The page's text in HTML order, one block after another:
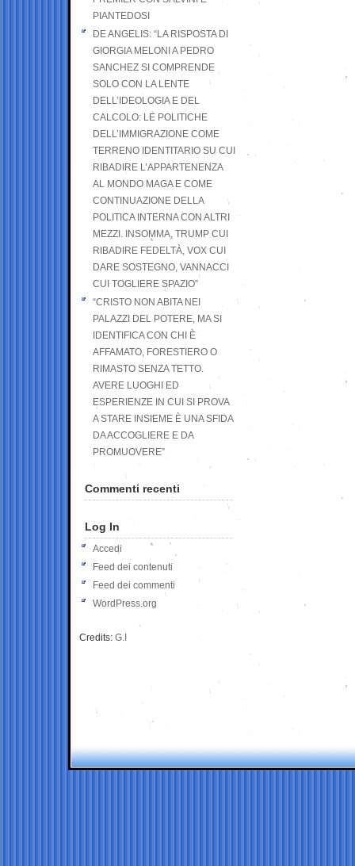
PIANTEDOSI
DE ANGELIS: “LA RISPOSTA DI
GIORGIA MELONI A PEDRO
SANCHEZ SI COMPRENDE
SOLO CON LA LENTE
DELL’IDEOLOGIA E DEL
CALCOLO: LE POLITICHE
DELL’IMMIGRAZIONE COME
TERRENO IDENTITARIO SU CUI
RIBADIRE L’APPARTENENZA
AL MONDO MAGA E COME
CONTINUAZIONE DELLA
POLITICA INTERNA CON ALTRI
MEZZI. INSOMMA, TRUMP CUI
RIBADIRE FEDELTÀ, VOX CUI
DARE SOSTEGNO, VANNACCI
CUI TOGLIERE SPAZIO”
“CRISTO NON ABITA NEI
PALAZZI DEL POTERE, MA SI
IDENTIFICA CON CHI È
AFFAMATO, FORESTIERO O
RIMASTO SENZA TETTO.
AVERE LUOGHI ED
ESPERIENZE IN CUI SI PROVA
A STARE INSIEME È UNA SFIDA
DA ACCOGLIERE E DA
PROMUOVERE”
Commenti recenti
Log In
Accedi
Feed dei contenuti
Feed dei commenti
WordPress.org
Credits: G.I